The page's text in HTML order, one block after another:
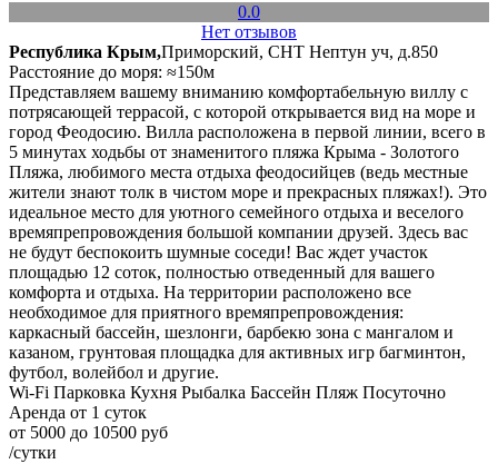
0.0
Нет отзывов
Республика Крым,Приморский, СНТ Нептун уч, д.850
Расстояние до моря: ≈150м
Представляем вашему вниманию комфортабельную виллу с
потрясающей террасой, с которой открывается вид на море и
город Феодосию. Вилла расположена в первой линии, всего в
5 минутах ходьбы от знаменитого пляжа Крыма - Золотого
Пляжа, любимого места отдыха феодосийцев (ведь местные
жители знают толк в чистом море и прекрасных пляжах!). Это
идеальное место для уютного семейного отдыха и веселого
времяпрепровождения большой компании друзей. Здесь вас
не будут беспокоить шумные соседи! Вас ждет участок
площадью 12 соток, полностью отведенный для вашего
комфорта и отдыха. На территории расположено все
необходимое для приятного времяпрепровождения:
каркасный бассейн, шезлонги, барбекю зона с мангалом и
казаном, грунтовая площадка для активных игр багминтон,
футбол, волейбол и другие.
Wi-Fi Парковка Кухня Рыбалка Бассейн Пляж Посуточно
Аренда от 1 суток
от 5000 до 10500 руб
/сутки